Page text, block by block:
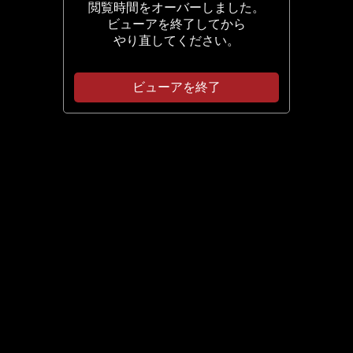
閲覧時間をオーバーしました。
ビューアを終了してから
やり直してください。
ビューアを終了